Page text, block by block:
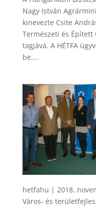
Nagy István
kinevezte Csite
Természeti és Épített
tagjává. A HÉTFA
be....
hetfahu | 2018.
Város- és